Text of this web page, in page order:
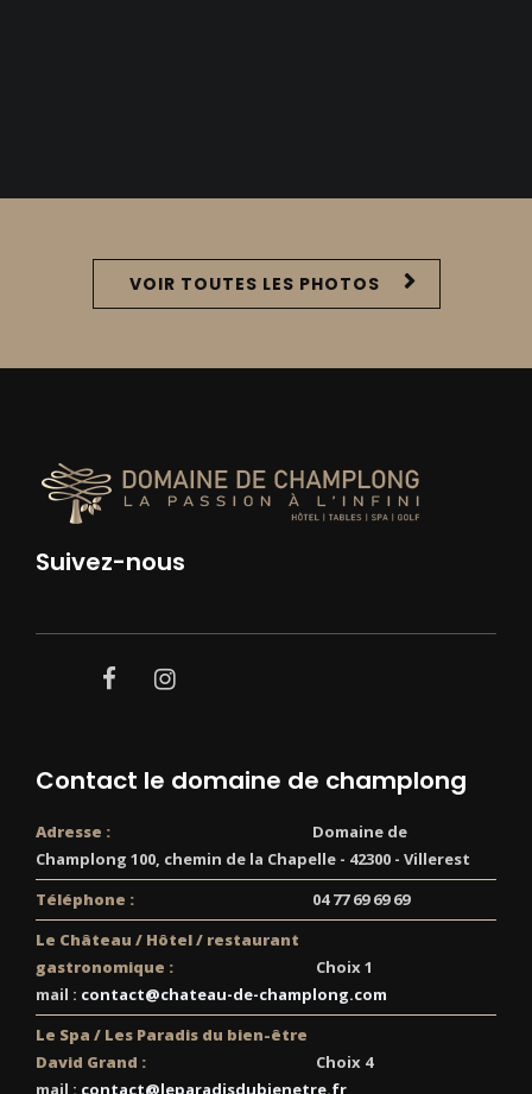
VOIR TOUTES LES PHOTOS
Suivez-nous
facebook
Contact le domaine de champlong
Adresse :
Domaine de
Champlong 100, chemin de la Chapelle - 42300 - Villerest
Téléphone :
04 77 69 69 69
Le Château / Hôtel / restaurant
gastronomique :
Choix 1
mail : contact@chateau-de-champlong.com
Le Spa / Les Paradis du bien-être
David Grand :
Choix 4
mail : contact@leparadisdubienetre.fr